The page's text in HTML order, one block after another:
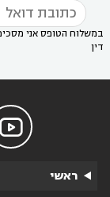
במשלוח הטופס אני
דין

ראשי